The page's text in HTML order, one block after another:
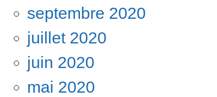
septembre 2020
juillet 2020
juin 2020
mai 2020